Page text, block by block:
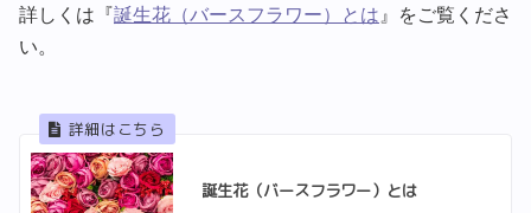
詳しくは『誕生花（バースフラワー）とは 』をご覧くださ
い。
誕生花（バースフラワー）とは